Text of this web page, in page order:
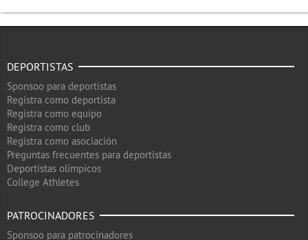
DEPORTISTAS
Sponsoo para deportistas
Registra como deportista
Registra como equipo
Registra como club
Registra como asociación
Preguntas frecuentes para deportistas
Deportistas olimpicos
College Athletes
PATROCINADORES
Sponsoo para patrocinadores